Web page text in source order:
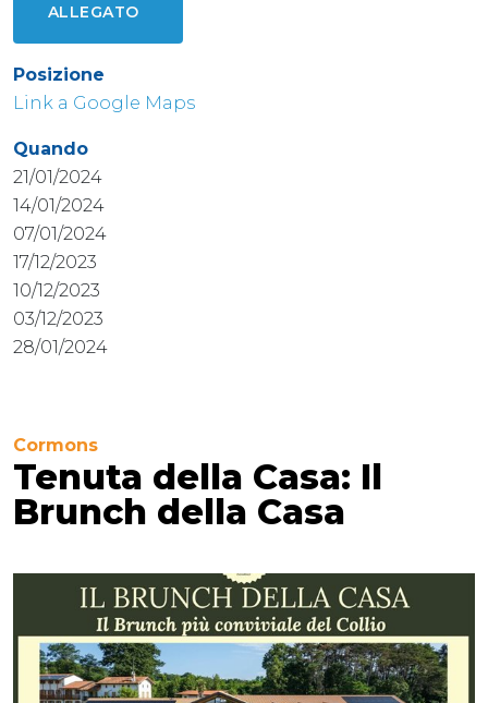
ALLEGATO
Posizione
Link a Google Maps
Quando
21/01/2024
14/01/2024
07/01/2024
17/12/2023
10/12/2023
03/12/2023
28/01/2024
Cormons
Tenuta della Casa: Il
Brunch della Casa